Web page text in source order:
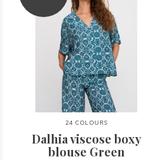
24 COLOURS
Dalhia viscose boxy
blouse Green